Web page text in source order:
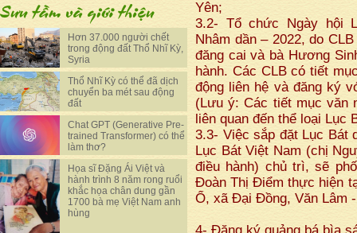
Hơn 37.000 người chết
trong động đất Thổ Nhĩ Kỳ,
Syria
Thổ Nhĩ Kỳ có thể đã dịch
chuyển ba mét sau động
đất
Chat GPT (Generative Pre-
trained Transformer) có thể
làm thơ?
Họa sĩ Đặng Ái Việt và
hành trình 8 năm rong ruổi
khắc họa chân dung gần
1700 bà mẹ Việt Nam anh
hùng
Yên;
3.2- Tổ chức Ngày hội
Nhâm dần – 2022, do
đăng cai và bà Hương
hành. Các CLB có tiết
động liên hệ và đăng ký
(Lưu ý: Các tiết mục văn
liên quan đến thể loại Lục
3.3- Việc sắp đặt Lục Bát
Lục Bát Việt Nam (chị
điều hành) chủ trì, sẽ
Đoàn Thị Điểm thực hiện
Ổ, xã Đại Đồng, Văn Lâm